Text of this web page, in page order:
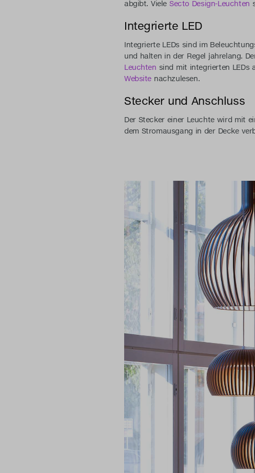
abgibt. Viele Secto Design-Leuchten
Integrierte LED
Integrierte LEDs sind im
und halten in der Regel jahrelang.
Leuchten sind mit integrierten LEDs
Website nachzulesen.
Stecker und Anschluss
Der Stecker einer Leuchte wird mit
dem Stromausgang in der Decke